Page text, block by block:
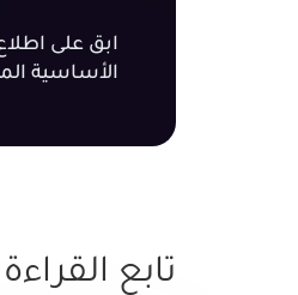
ابق على
الأساسية
تابع القراءة